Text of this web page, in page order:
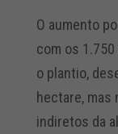
O aumento
com os
o plantio,
hectare,
indiretos da